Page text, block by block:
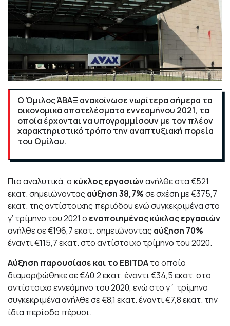
Ο Όμιλος ΆΒΑΞ ανακοίνωσε νωρίτερα σήμερα τα
οικονομικά αποτελέσματα εννεαμήνου 2021, τα
οποία έρχονται να υπογραμμίσουν με τον πλέον
χαρακτηριστικό τρόπο την αναπτυξιακή πορεία
του Ομίλου.
Πιο αναλυτικά, ο κύκλος εργασιώνανήλθε στα €521
εκατ. σημειώνοντας αύξηση 38,7%σε σχέση με €375,7
εκατ. της αντίστοιχης περιόδου ενώ συγκεκριμένα στο
γ’ τρίμηνο του 2021 ο ενοποιημένος κύκλος εργασιών
ανήλθε σε €196,7 εκατ. σημειώνοντας αύξηση 70%
έναντι €115,7 εκατ. στο αντίστοιχο τρίμηνο του 2020.
Αύξηση παρουσίασε και το EBITDAτο οποίο
διαμορφώθηκε σε €40,2 εκατ. έναντι €34,5 εκατ. στο
αντίστοιχο εννεάμηνο του 2020, ενώ στο γ΄ τρίμηνο
συγκεκριμένα ανήλθε σε €8,1 εκατ. έναντι €7,8 εκατ. την
ίδια περίοδο πέρυσι.